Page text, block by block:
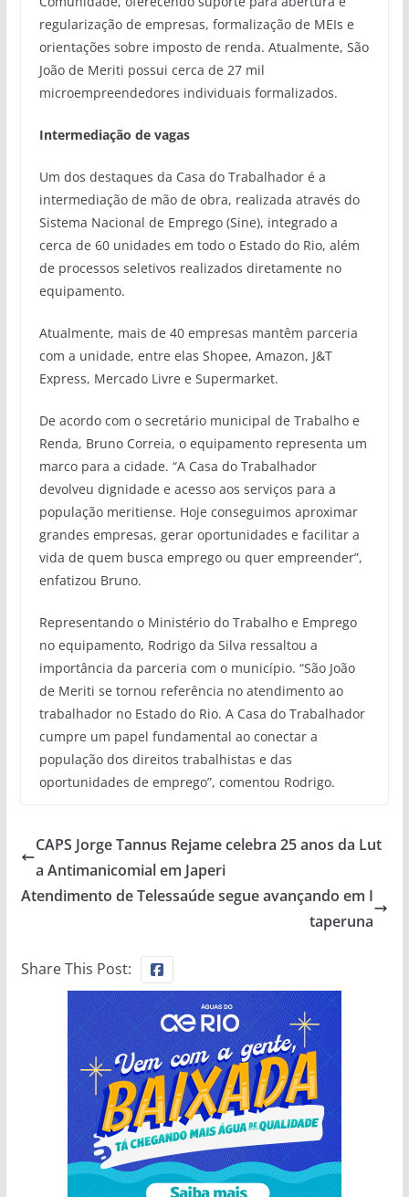
regularização de empresas, formalização de MEIs e
orientações sobre imposto de renda. Atualmente, São
João de Meriti possui cerca de 27 mil
microempreendedores individuais formalizados.
Intermediação de vagas
Um dos destaques da Casa do Trabalhador é a
intermediação de mão de obra, realizada através do
Sistema Nacional de Emprego (Sine), integrado a
cerca de 60 unidades em todo o Estado do Rio, além
de processos seletivos realizados diretamente no
equipamento.
Atualmente, mais de 40 empresas mantêm parceria
com a unidade, entre elas Shopee, Amazon, J&T
Express, Mercado Livre e Supermarket.
De acordo com o secretário municipal de Trabalho e
Renda, Bruno Correia, o equipamento representa um
marco para a cidade. “A Casa do Trabalhador
devolveu dignidade e acesso aos serviços para a
população meritiense. Hoje conseguimos aproximar
grandes empresas, gerar oportunidades e facilitar a
vida de quem busca emprego ou quer empreender”,
enfatizou Bruno.
Representando o Ministério do Trabalho e Emprego
no equipamento, Rodrigo da Silva ressaltou a
importância da parceria com o município. “São João
de Meriti se tornou referência no atendimento ao
trabalhador no Estado do Rio. A Casa do Trabalhador
cumpre um papel fundamental ao conectar a
população dos direitos trabalhistas e das
oportunidades de emprego”, comentou Rodrigo.
CAPS Jorge Tannus Rejame celebra 25 anos da Lut
a Antimanicomial em Japeri
Atendimento de Telessaúde segue avançando em I
taperuna
Share This Post: